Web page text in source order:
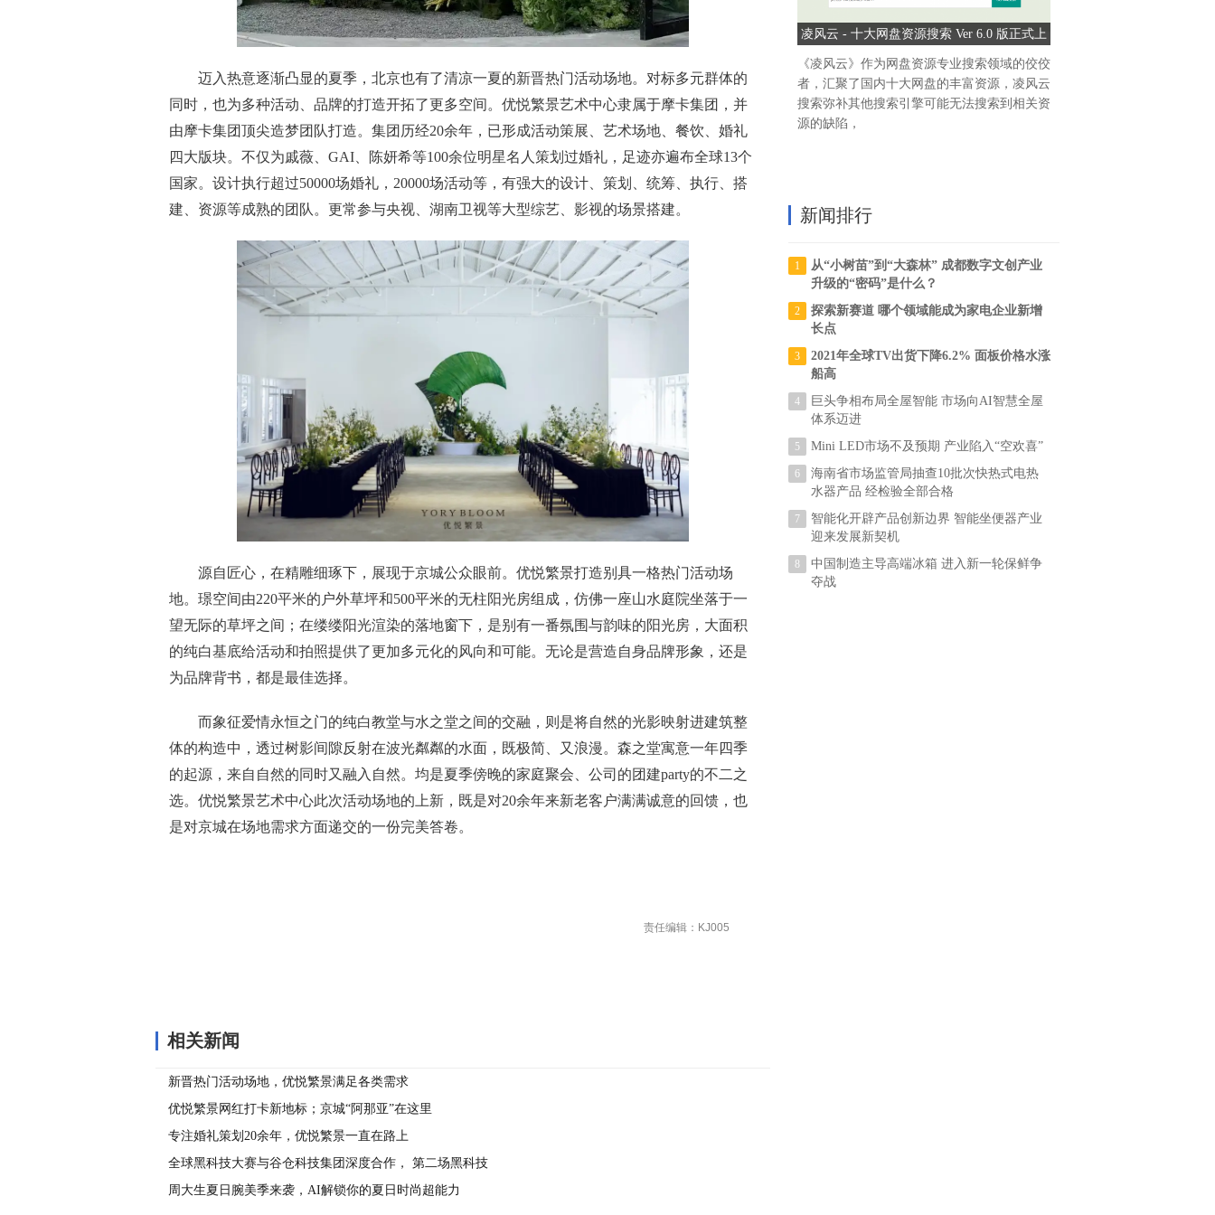
迈入热意逐渐凸显的夏季，北京也有了清凉一夏的新晋热门活动场地。对标多元群体的
同时，也为多种活动、品牌的打造开拓了更多空间。优悦繁景艺术中心隶属于摩卡集团，并
由摩卡集团顶尖造梦团队打造。集团历经20余年，已形成活动策展、艺术场地、餐饮、婚礼
四大版块。不仅为戚薇、GAI、陈妍希等100余位明星名人策划过婚礼，足迹亦遍布全球13个
国家。设计执行超过50000场婚礼，20000场活动等，有强大的设计、策划、统筹、执行、搭
建、资源等成熟的团队。更常参与央视、湖南卫视等大型综艺、影视的场景搭建。
源自匠心，在精雕细琢下，展现于京城公众眼前。优悦繁景打造别具一格热门活动场
地。璟空间由220平米的户外草坪和500平米的无柱阳光房组成，仿佛一座山水庭院坐落于一
望无际的草坪之间；在缕缕阳光渲染的落地窗下，是别有一番氛围与韵味的阳光房，大面积
的纯白基底给活动和拍照提供了更加多元化的风向和可能。无论是营造自身品牌形象，还是
为品牌背书，都是最佳选择。
而象征爱情永恒之门的纯白教堂与水之堂之间的交融，则是将自然的光影映射进建筑整
体的构造中，透过树影间隙反射在波光粼粼的水面，既极简、又浪漫。森之堂寓意一年四季
的起源，来自自然的同时又融入自然。均是夏季傍晚的家庭聚会、公司的团建party的不二之
选。优悦繁景艺术中心此次活动场地的上新，既是对20余年来新老客户满满诚意的回馈，也
是对京城在场地需求方面递交的一份完美答卷。
责任编辑：KJ005
相关新闻
新晋热门活动场地，优悦繁景满足各类需求
优悦繁景网红打卡新地标；京城“阿那亚”在这里
专注婚礼策划20余年，优悦繁景一直在路上
全球黑科技大赛与谷仓科技集团深度合作， 第二场黑科技
月度冠军争霸赛精彩三连发
周大生夏日腕美季来袭，AI解锁你的夏日时尚超能力
凌风云 - 十大网盘资源搜索 Ver 6.0 版正式上
线
《凌风云》作为网盘资源专业搜索领域的佼佼
者，汇聚了国内十大网盘的丰富资源，凌风云
搜索弥补其他搜索引擎可能无法搜索到相关资
源的缺陷，
新闻排行
1
从“小树苗”到“大森林” 成都数字文创产业
升级的“密码”是什么？
2
探索新赛道 哪个领域能成为家电企业新增
长点
3
2021年全球TV出货下降6.2% 面板价格水涨
船高
4
巨头争相布局全屋智能 市场向AI智慧全屋
体系迈进
5 Mini LED市场不及预期 产业陷入“空欢喜”
6
海南省市场监管局抽查10批次快热式电热
水器产品 经检验全部合格
7
智能化开辟产品创新边界 智能坐便器产业
迎来发展新契机
8
中国制造主导高端冰箱 进入新一轮保鲜争
夺战